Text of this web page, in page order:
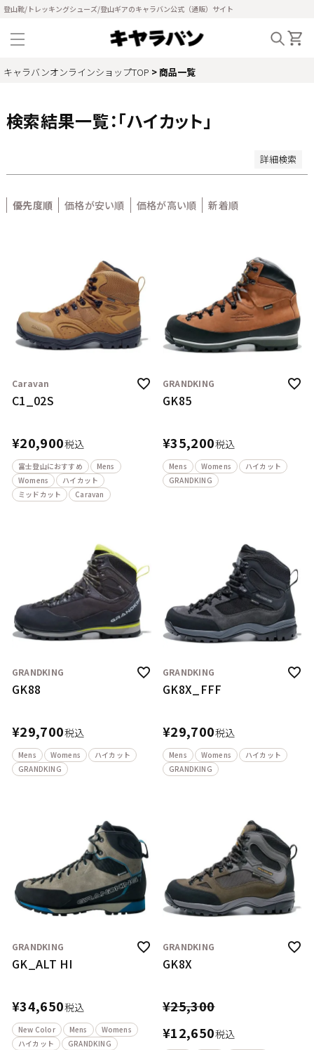
登山靴/トレッキングシューズ/登山ギアのキャラバン公式（通販）サイト
キャラバンオンラインショップTOP 商品一覧
検索結果一覧：「ハイカット」
詳細検索
登録順
レビュー順
検索
優先度順 価格が安い順 価格が高い順 新着順
Caravan
C1_02S
¥20,900税込
富士登山におすすめ
Mens
Womens
ハイカット
ミッドカット
Caravan
GRANDKING
GK85
¥35,200税込
Mens Womens
ハイカット
GRANDKING
GRANDKING
GK88
¥29,700税込
Mens Womens
ハイカット
GRANDKING
GRANDKING
GK8X_FFF
¥29,700税込
Mens Womens
ハイカット
GRANDKING
GRANDKING
GK_ALT HI
¥34,650税込
New Color Mens
Womens
ハイカット
GRANDKING
GRANDKING
GK8X
¥25,300
¥12,650税込